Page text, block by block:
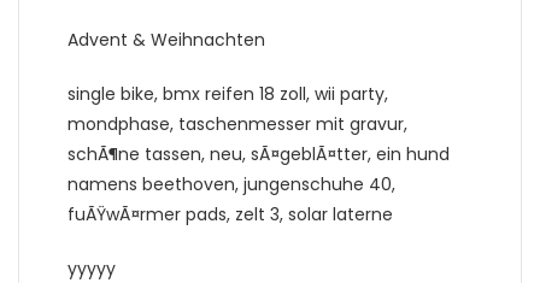
Advent & Weihnachten
single bike, bmx reifen 18 zoll, wii party,
mondphase, taschenmesser mit gravur,
schÃ¶ne tassen, neu, sÃ¤geblÃ¤tter, ein hund
namens beethoven, jungenschuhe 40,
fuÃŸwÃ¤rmer pads, zelt 3, solar laterne
yyyyy